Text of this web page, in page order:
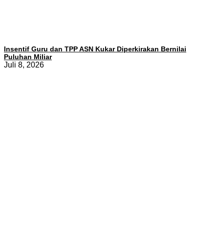
Insentif Guru dan TPP ASN Kukar Diperkirakan Bernilai
Puluhan Miliar
Juli 8, 2026